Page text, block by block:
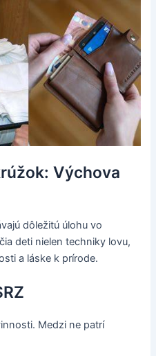
Výchova
dôležitú úlohu vo
deti nielen techniky lovu,
a láske k prírode.
Medzi ne patrí